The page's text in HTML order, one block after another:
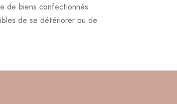
de biens confectionnés
de se détériorer ou de